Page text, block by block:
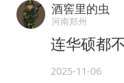
酒窖里的虫
河南郑州
连华硕都
2025-11-06